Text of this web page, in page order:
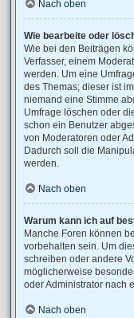
Nach oben
Wie bearbeite oder
Wie bei den Beiträgen
Verfasser, einem
werden. Um eine
des Themas; dieser ist
niemand eine Stimme
Umfrage löschen oder
schon ein Benutzer
von Moderatoren oder
Dadurch soll die
werden.
Nach oben
Warum kann ich auf
Manche Foren können
vorbehalten sein. Um
schreiben oder andere
möglicherweise
oder Administrator nach
Nach oben